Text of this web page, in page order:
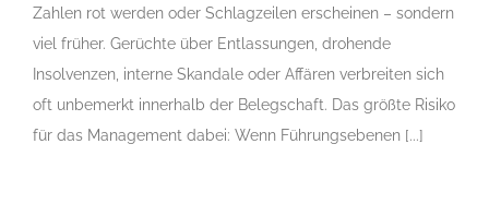
Zahlen rot werden oder Schlagzeilen erscheinen – sondern
viel früher. Gerüchte über Entlassungen, drohende
Insolvenzen, interne Skandale oder Affären verbreiten sich
oft unbemerkt innerhalb der Belegschaft. Das größte Risiko
für das Management dabei: Wenn Führungsebenen [...]